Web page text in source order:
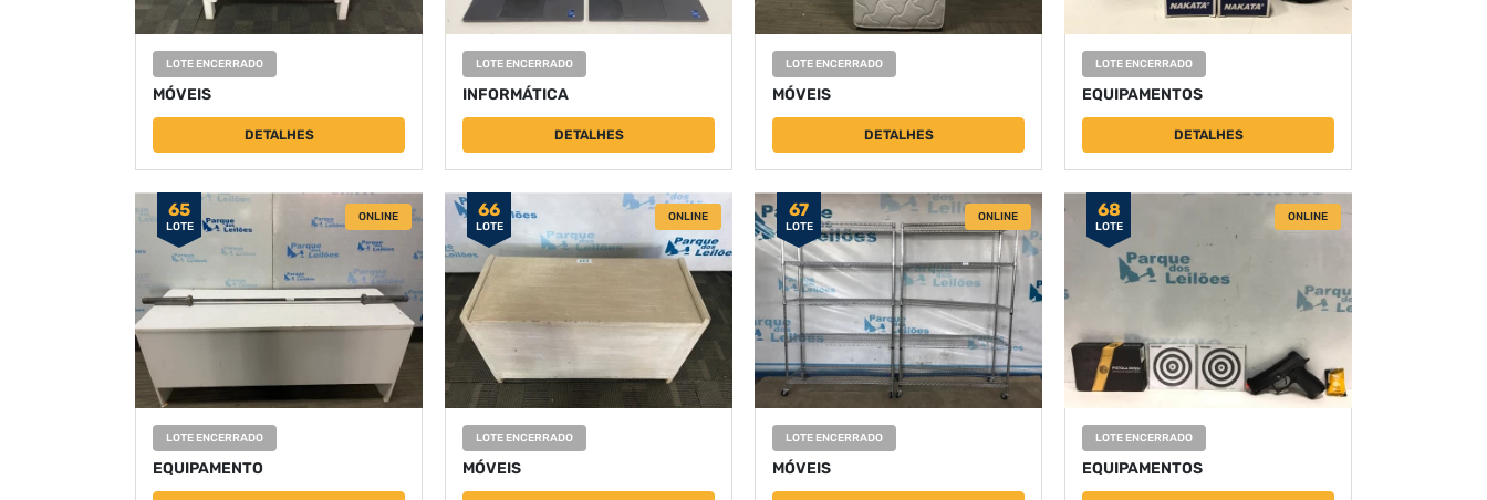
LOTE ENCERRADO
MÓVEIS
DETALHES
LOTE ENCERRADO
INFORMÁTICA
DETALHES
LOTE ENCERRADO
MÓVEIS
DETALHES
LOTE ENCERRADO
EQUIPAMENTOS
DETALHES
65
LOTE
ONLINE
LOTE ENCERRADO
EQUIPAMENTO
66
LOTE
ONLINE
LOTE ENCERRADO
MÓVEIS
67
LOTE
ONLINE
LOTE ENCERRADO
MÓVEIS
68
LOTE
ONLINE
LOTE ENCERRADO
EQUIPAMENTOS